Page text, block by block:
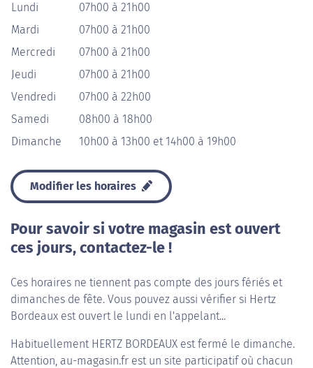
Lundi
07h00 à 21h00
Mardi
07h00 à 21h00
Mercredi
07h00 à 21h00
Jeudi
07h00 à 21h00
Vendredi
07h00 à 22h00
Samedi
08h00 à 18h00
Dimanche
10h00 à 13h00 et 14h00 à 19h00
Modifier les horaires
Pour savoir si votre magasin est ouvert
ces jours, contactez-le !
Ces horaires ne tiennent pas compte des jours fériés et
dimanches de fête. Vous pouvez aussi vérifier si Hertz
Bordeaux est ouvert le lundi en l'appelant...
Habituellement HERTZ BORDEAUX est fermé le dimanche.
Attention, au-magasin.fr est un site participatif où chacun